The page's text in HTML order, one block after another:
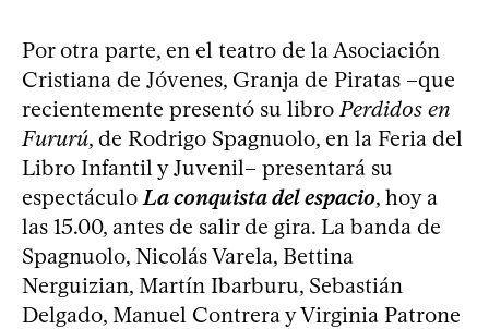
Por otra parte, en el teatro de la Asociación
Cristiana de Jóvenes, Granja de Piratas –que
recientemente presentó su libro Perdidos en
Fururú, de Rodrigo Spagnuolo, en la Feria del
Libro Infantil y Juvenil– presentará su
espectáculo La conquista del espacio, hoy a
las 15.00, antes de salir de gira. La banda de
Spagnuolo, Nicolás Varela, Bettina
Nerguizian, Martín Ibarburu, Sebastián
Delgado, Manuel Contrera y Virginia Patrone